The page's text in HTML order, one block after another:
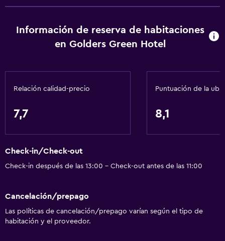
Información de reserva de habitaciones
en Golders Green Hotel
Relación calidad-precio
7,7
Puntuación de la
8,1
Check-in/Check-out
Check-in después de las 13:00 - Check-out antes de las 11:00
Cancelación/prepago
Las políticas de cancelación/prepago varían según el tipo de
habitación y el proveedor.